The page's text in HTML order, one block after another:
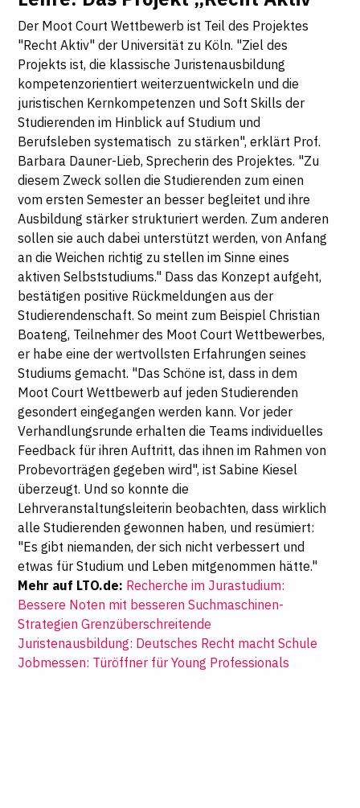
Der Moot Court Wettbewerb ist Teil des Projektes
"Recht Aktiv" der Universität zu Köln. "Ziel des
Projekts ist, die klassische Juristenausbildung
kompetenzorientiert weiterzuentwickeln und die
juristischen Kernkompetenzen und Soft Skills der
Studierenden im Hinblick auf Studium und
Berufsleben systematisch zu stärken", erklärt Prof.
Barbara Dauner-Lieb, Sprecherin des Projektes. "Zu
diesem Zweck sollen die Studierenden zum einen
vom ersten Semester an besser begleitet und ihre
Ausbildung stärker strukturiert werden. Zum anderen
sollen sie auch dabei unterstützt werden, von Anfang
an die Weichen richtig zu stellen im Sinne eines
aktiven Selbststudiums." Dass das Konzept aufgeht,
bestätigen positive Rückmeldungen aus der
Studierendenschaft. So meint zum Beispiel Christian
Boateng, Teilnehmer des Moot Court Wettbewerbes,
er habe eine der wertvollsten Erfahrungen seines
Studiums gemacht. "Das Schöne ist, dass in dem
Moot Court Wettbewerb auf jeden Studierenden
gesondert eingegangen werden kann. Vor jeder
Verhandlungsrunde erhalten die Teams individuelles
Feedback für ihren Auftritt, das ihnen im Rahmen von
Probevorträgen gegeben wird", ist Sabine Kiesel
überzeugt. Und so konnte die
Lehrveranstaltungsleiterin beobachten, dass wirklich
alle Studierenden gewonnen haben, und resümiert:
"Es gibt niemanden, der sich nicht verbessert und
etwas für Studium und Leben mitgenommen hätte."
Mehr auf LTO.de: Recherche im Jurastudium:
Bessere Noten mit besseren Suchmaschinen-
Strategien Grenzüberschreitende
Juristenausbildung: Deutsches Recht macht Schule
Jobmessen: Türöffner für Young Professionals